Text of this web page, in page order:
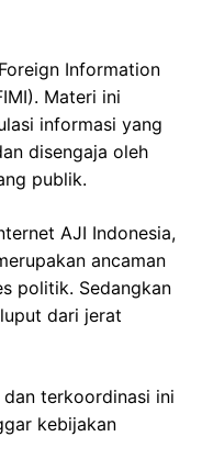
Information
Materi ini
informasi yang
disengaja oleh
publik.
AJI Indonesia,
ancaman
politik. Sedangkan
dari jerat
terkoordinasi ini
kebijakan